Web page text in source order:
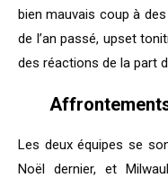
bien mauvais coup à
de l’an passé, upset
des réactions de la part
Les deux équipes se
Noël dernier, et